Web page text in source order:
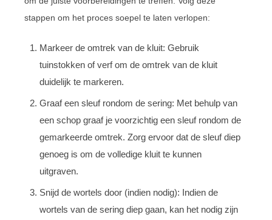
stappen om het proces soepel te laten verlopen:
Markeer de omtrek van de kluit: Gebruik
tuinstokken of verf om de omtrek van de kluit
duidelijk te markeren.
Graaf een sleuf rondom de sering: Met behulp van
een schop graaf je voorzichtig een sleuf rondom de
gemarkeerde omtrek. Zorg ervoor dat de sleuf diep
genoeg is om de volledige kluit te kunnen
uitgraven.
Snijd de wortels door (indien nodig): Indien de
wortels van de sering diep gaan, kan het nodig zijn